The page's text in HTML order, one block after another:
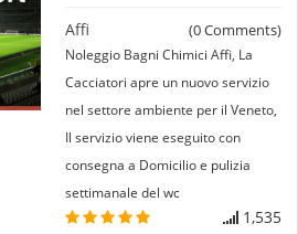
Affi (0Comments)
Noleggio Bagni Chimici Affi, La
Cacciatori apre un nuovo servizio
nel settore ambiente per il Veneto,
Il servizio viene eseguito con
consegna a Domicilio e pulizia
settimanale del wc
1,535